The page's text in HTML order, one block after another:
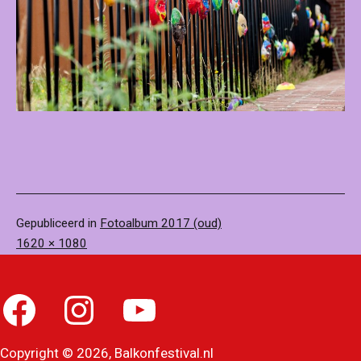
Gepubliceerd in Fotoalbum 2017 (oud)
Volledige
1620 × 1080
Copyright © 2026, Balkonfestival.nl
Facebook Instagram